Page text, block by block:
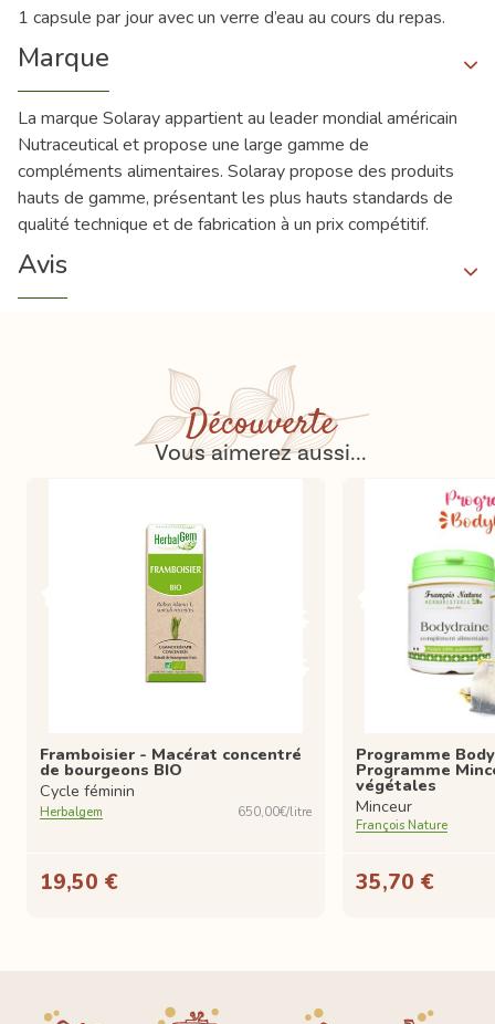
1 capsule par jour avec un verre d’eau au cours du repas.
Marque
La marque Solaray appartient au leader mondial américain
Nutraceutical et propose une large gamme de
compléments alimentaires. Solaray propose des produits
hauts de gamme, présentant les plus hauts standards de
qualité technique et de fabrication à un prix compétitif.
Avis
Découverte
Vous aimerez aussi...
Framboisier - Macérat concentré
de bourgeons BIO
Cycle féminin
Herbalgem 650,00€/litre
19,50 €
Programme
Programme
végétales
Minceur
François Nature
35,70 €